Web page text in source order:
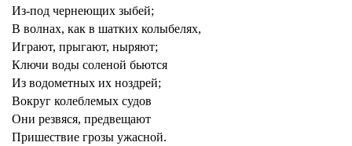
Из-под чернеющих зыбей;
В волнах, как в шатких колыбелях,
Играют, прыгают, ныряют;
Ключи воды соленой бьются
Из водометных их ноздрей;
Вокруг колеблемых судов
Они резвяся, предвещают
Пришествие грозы ужасной.